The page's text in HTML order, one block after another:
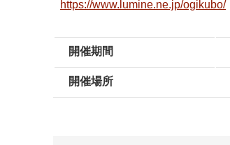
https://www.lumine.ne.jp/ogikubo/
開催期間
開催場所